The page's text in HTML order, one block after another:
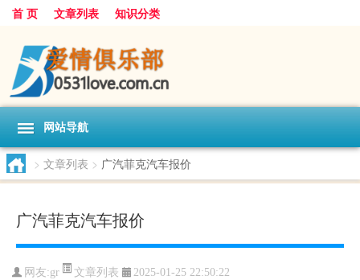
首 页 文章列表 知识分类
网站导航
> 文章列表 > 广汽菲克汽车报价
广汽菲克汽车报价
网友:gr 文章列表 2025-01-25 22:50:22